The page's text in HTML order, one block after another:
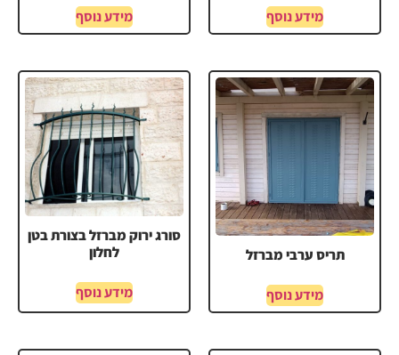
מידע נוסף מידע נוסף
תריס ערבי מברזל
מידע נוסף
סורג ירוק מברזל בצורת בטן
לחלון
מידע נוסף